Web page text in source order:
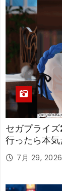
セガプライ
行ったら本
アが登場！
7月 29, 2026